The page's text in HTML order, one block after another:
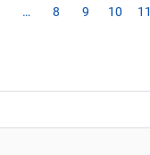
… 8 9 10 11